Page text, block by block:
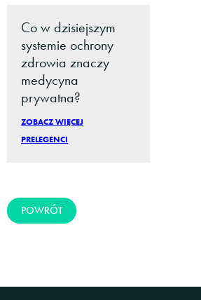
Co w dzisiejszym
systemie ochrony
zdrowia znaczy
medycyna
prywatna?
ZOBACZ WIĘCEJ
PRELEGENCI
POWRÓT